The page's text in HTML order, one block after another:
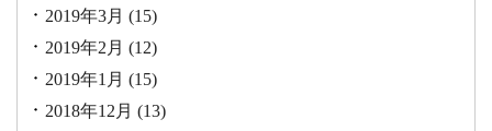
2019年3月 (15)
2019年2月 (12)
2019年1月 (15)
2018年12月 (13)